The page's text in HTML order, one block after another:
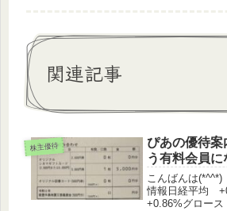
関連記事
株主優待
ぴあの優待案
う有料会員に
こんばんは
情報日経平均
+0.86%グロー